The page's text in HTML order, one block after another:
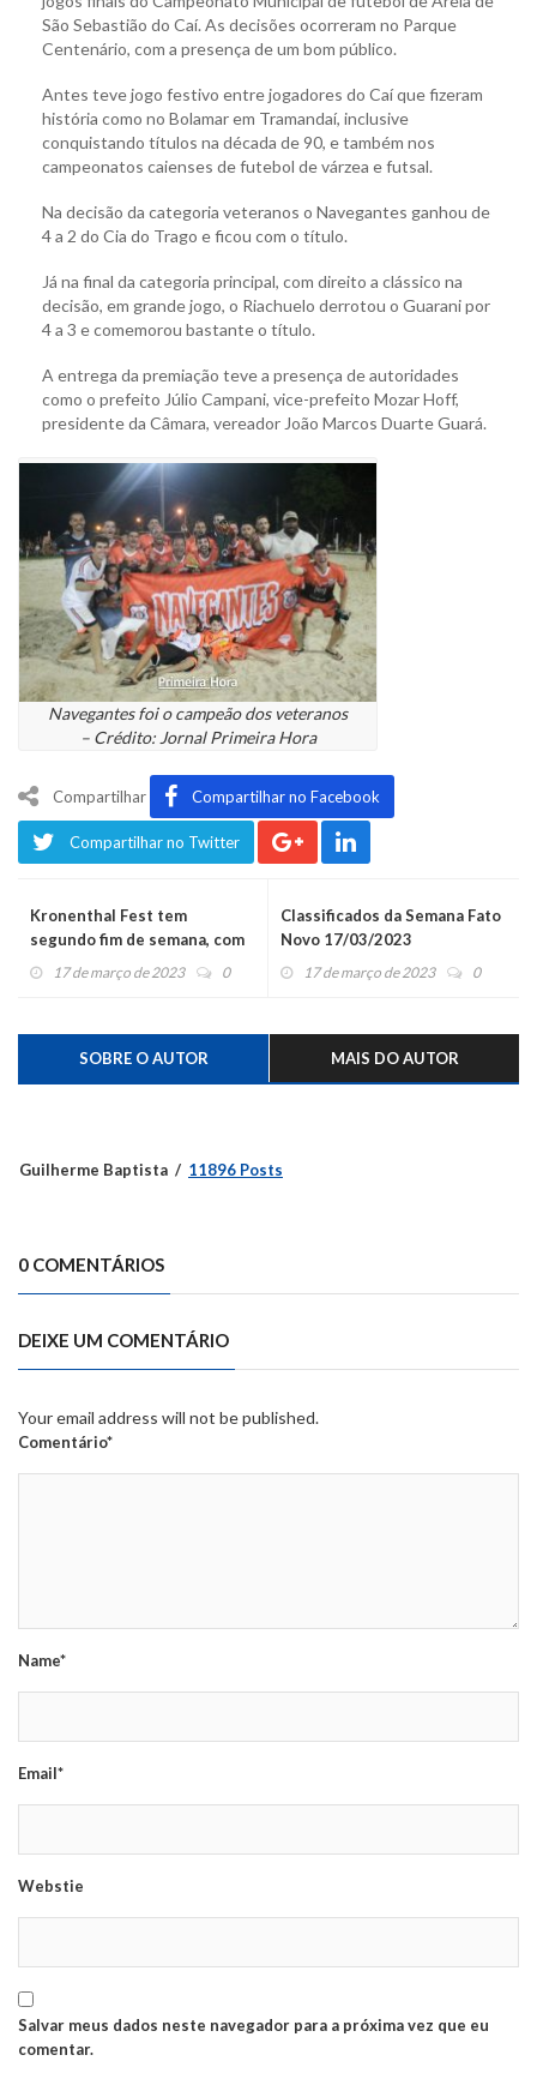
São Sebastião do Caí. As decisões ocorreram no Parque
Centenário, com a presença de um bom público.
Antes teve jogo festivo entre jogadores do Caí que fizeram
história como no Bolamar em Tramandaí, inclusive
conquistando títulos na década de 90, e também nos
campeonatos caienses de futebol de várzea e futsal.
Na decisão da categoria veteranos o Navegantes ganhou de
4 a 2 do Cia do Trago e ficou com o título.
Já na final da categoria principal, com direito a clássico na
decisão, em grande jogo, o Riachuelo derrotou o Guarani por
4 a 3 e comemorou bastante o título.
A entrega da premiação teve a presença de autoridades
como o prefeito Júlio Campani, vice-prefeito Mozar Hoff,
presidente da Câmara, vereador João Marcos Duarte Guará.
Navegantes foi o campeão dos veteranos
– Crédito: Jornal Primeira Hora
Compartilhar Compartilhar no Facebook
Compartilhar no Twitter
Kronenthal Fest tem
segundo fim de semana, com
Fernando & Sorocaba e muito
17 de março de 2023 0
Classificados da Semana Fato
Novo 17/03/2023
17 de março de 2023 0
SOBRE O AUTOR MAIS DO AUTOR
Guilherme Baptista 11896 Posts
0 COMENTÁRIOS
DEIXE UM COMENTÁRIO
Your email address will not be published.
Comentário*
Name*
Email*
Webstie
Salvar meus dados neste navegador para a próxima vez que eu
comentar.